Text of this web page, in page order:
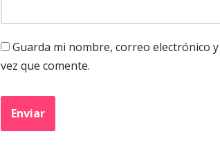
Guarda mi nombre, correo electrónico
vez que comente.